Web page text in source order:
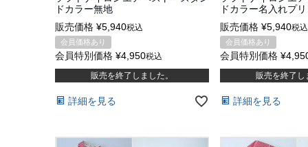
ドカラー無地
販売価格 ¥5,940税込
会員価格あり
会員特別価格 ¥4,950税込
販売を終了しました。
詳細を見る
ドカラー名入れプ
販売価格 ¥5,940税込
会員価格あり
会員特別価格 ¥
販売を終了し
詳細を見る